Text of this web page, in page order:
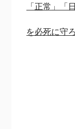
「正常」「
を必死に守